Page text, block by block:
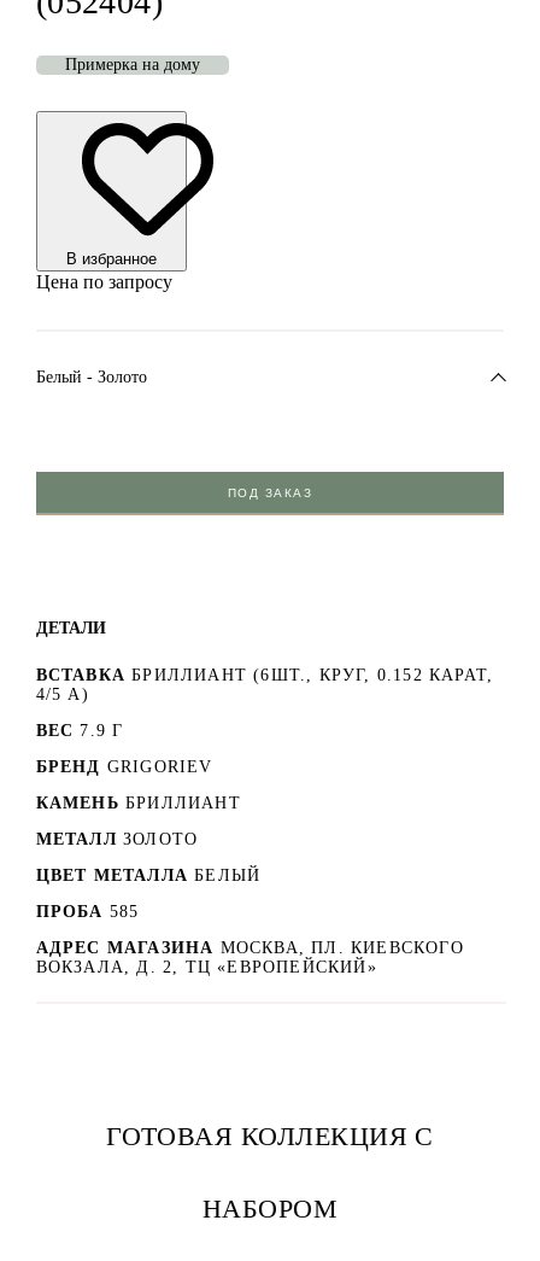
Примерка на дому
В избранноe
Цена по запросу
Белый - Золото
ПОД ЗАКАЗ
ДЕТАЛИ
ВСТАВКА БРИЛЛИАНТ (6ШТ., КРУГ, 0.152 КАРАТ,
4/5 А)
ВЕС 7.9 Г
БРЕНД GRIGORIEV
КАМЕНЬ БРИЛЛИАНТ
МЕТАЛЛ ЗОЛОТО
ЦВЕТ МЕТАЛЛА БЕЛЫЙ
ПРОБА 585
АДРЕС МАГАЗИНА МОСКВА, ПЛ. КИЕВСКОГО
ВОКЗАЛА, Д. 2, ТЦ «ЕВРОПЕЙСКИЙ»
ГОТОВАЯ КОЛЛЕКЦИЯ С
НАБОРОМ